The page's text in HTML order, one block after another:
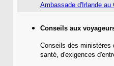
Ambassade d'Irlande au
Conseils aux
Conseils des ministères
santé, d'exigences